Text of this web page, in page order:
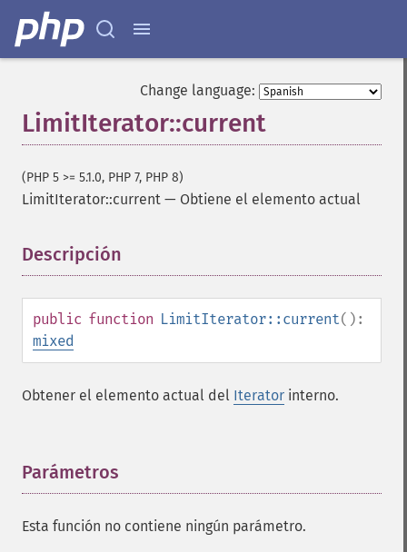
Change language:
LimitIterator::current
(PHP 5 >= 5.1.0, PHP 7, PHP 8)
LimitIterator::current — Obtiene el elemento actual
Descripción
public function LimitIterator::current():
mixed
Obtener el elemento actual del Iterator interno.
Parámetros
Esta función no contiene ningún parámetro.